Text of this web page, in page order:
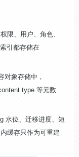
限、用户、角色、
引都存储在
对象存储中，
type 等元数
水位、迁移进度、短
缓存只作为可重建